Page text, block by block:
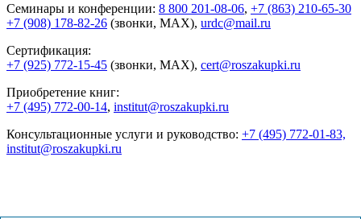
Семинары и конференции: 8 800 201-08-06, +7 (863) 210-65-30
+7 (908) 178-82-26 (звонки, MAX), urdc@mail.ru
Сертификация:
+7 (925) 772-15-45 (звонки, MAX), cert@roszakupki.ru
Приобретение книг:
+7 (495) 772-00-14, institut@roszakupki.ru
Консультационные услуги и руководство: +7 (495) 772-01-83,
institut@roszakupki.ru